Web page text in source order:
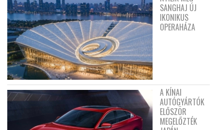
SANGHAJ ÚJ
IKONIKUS
OPERAHÁZA
A KÍNAI
AUTÓGYÁRTÓK
ELŐSZÖR
MEGELŐZTÉK